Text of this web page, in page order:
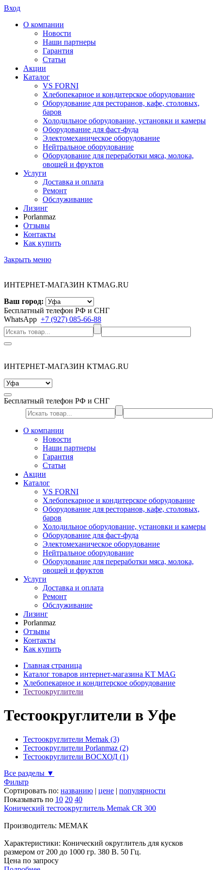
Вход
О компании
Новости
Наши партнеры
Гарантия
Статьи
Акции
Каталог
VS FORNI
Хлебопекарное и кондитерское оборудование
Оборудование для ресторанов, кафе, столовых,
баров
Холодильное оборудование, установки и камеры
Оборудование для фаст-фуда
Электомеханическое оборудование
Нейтральное оборудование
Оборудование для переработки мяса, молока,
овощей и фруктов
Услуги
Доставка и оплата
Ремонт
Обслуживание
Лизинг
Porlanmaz
Отзывы
Контакты
Как купить
Закрыть меню
ИНТЕРНЕТ-МАГАЗИН KTMAG.RU
Ваш город:
Бесплатный телефон РФ и СНГ
WhatsApp +7 (927) 085-66-88
ИНТЕРНЕТ-МАГАЗИН KTMAG.RU
Бесплатный телефон РФ и СНГ
О компании
Новости
Наши партнеры
Гарантия
Статьи
Акции
Каталог
VS FORNI
Хлебопекарное и кондитерское оборудование
Оборудование для ресторанов, кафе, столовых,
баров
Холодильное оборудование, установки и камеры
Оборудование для фаст-фуда
Электомеханическое оборудование
Нейтральное оборудование
Оборудование для переработки мяса, молока,
овощей и фруктов
Услуги
Доставка и оплата
Ремонт
Обслуживание
Лизинг
Porlanmaz
Отзывы
Контакты
Как купить
Главная страница
Каталог товаров интернет-магазина KT MAG
Хлебопекарное и кондитерское оборудование
Тестоокруглители
Тестоокруглители в Уфе
Тестоокруглители Memak (3)
Тестоокруглители Porlanmaz (2)
Тестоокруглители ВОСХОД (1)
Все разделы ▼
Фильтр
Сортировать по: названию | цене | популярности
Показывать по 10 20 40
Конический тестоокруглитель Memak CR 300
Производитель: МЕМАК
Характеристики: Конический округлитель для кусков
размером от 200 до 1000 гр. 380 В. 50 Гц.
Цена по запросу